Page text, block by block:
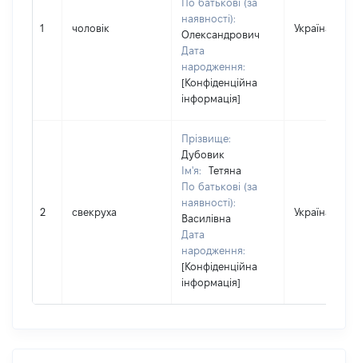
1 чоловік
По батькові (за
наявності):
Олександрович
Дата
народження:
[Конфіденційна
інформація]
Україна
2 свекруха
Прізвище:
Дубовик
Ім'я:
Тетяна
По батькові (за
наявності):
Василівна
Дата
народження:
[Конфіденційна
інформація]
Україна